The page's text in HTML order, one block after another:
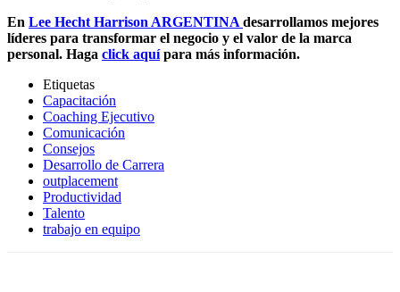
En Lee Hecht Harrison ARGENTINA desarrollamos mejores
líderes para transformar el negocio y el valor de la marca
personal. Haga click aquípara más información.
Etiquetas
Capacitación
Coaching Ejecutivo
Comunicación
Consejos
Desarrollo de Carrera
outplacement
Productividad
Talento
trabajo en equipo